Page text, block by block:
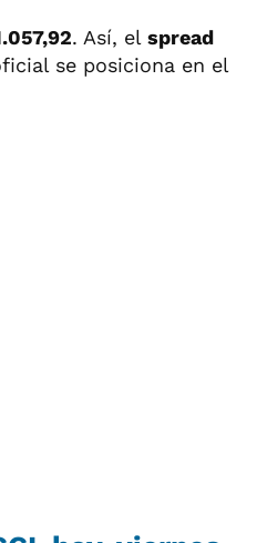
. Así, el spread
se posiciona en el